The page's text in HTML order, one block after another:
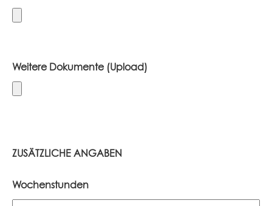
Weitere Dokumente (Upload)
ZUSÄTZLICHE ANGABEN
Wochenstunden